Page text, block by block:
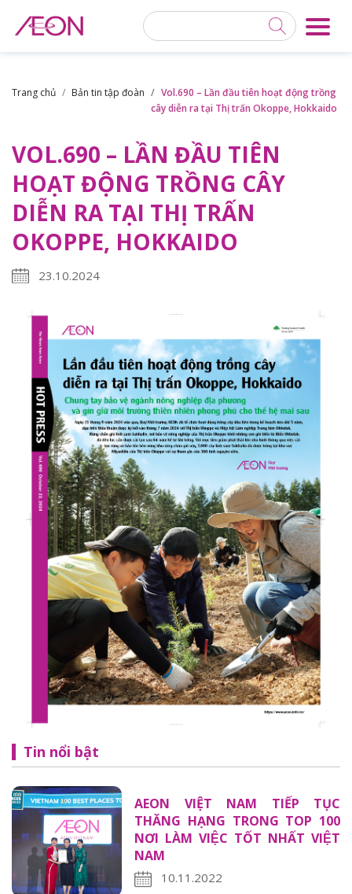
Trang chủ Bản tin tập đoàn
Vol.690 – Lần đầu tiên hoạt động trồng
cây diễn ra tại Thị trấn Okoppe, Hokkaido
VOL.690 – LẦN ĐẦU TIÊN
HOẠT ĐỘNG TRỒNG CÂY
DIỄN RA TẠI THỊ TRẤN
OKOPPE, HOKKAIDO
23.10.2024
Tin nổi bật
AEON VIỆT NAM TIẾP TỤC
THĂNG HẠNG TRONG TOP 100
NƠI LÀM VIỆC TỐT NHẤT VIỆT
NAM
10.11.2022